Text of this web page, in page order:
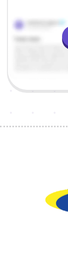
Odgovor
Objašnjenje